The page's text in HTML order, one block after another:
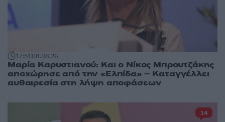
17:5108.08.26
Μαρία Καρυστιανού: Και ο Νίκος Μπρουτζάκης
αποχώρησε από την «Ελπίδα» – Καταγγέλλει
αυθαιρεσία στη λήψη αποφάσεων
14